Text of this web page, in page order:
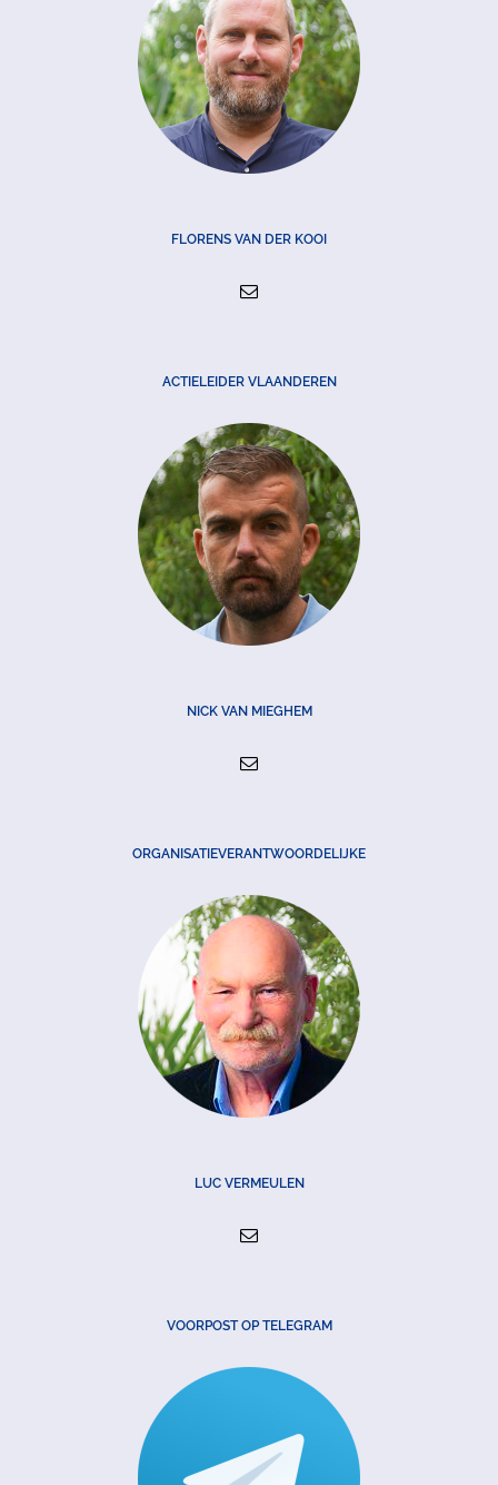
FLORENS VAN DER KOOI
ACTIELEIDER VLAANDEREN
NICK VAN MIEGHEM
ORGANISATIEVERANTWOORDELIJKE
LUC VERMEULEN
VOORPOST OP TELEGRAM